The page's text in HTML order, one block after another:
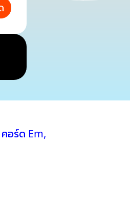
คอร์ด Em,